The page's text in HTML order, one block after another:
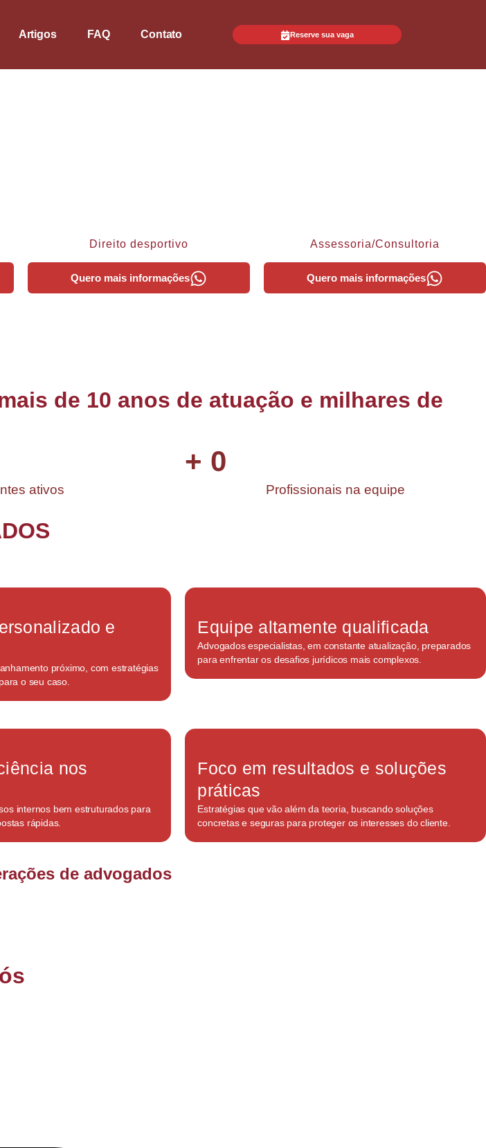
Artigos FAQ Contato Reserve sua vaga
Direito desportivo
Quero mais informações
Assessoria/Consultoria
Quero mais informações
de 10 anos de atuação e milhares de
ativos
+ 0
Profissionais na equipe
e
próximo, com estratégias
o seu caso.
Equipe altamente qualificada
Advogados especialistas, em constante atualização, preparados
para enfrentar os desafios jurídicos mais complexos.
nos
internos bem estruturados para
rápidas.
Foco em resultados e soluções
práticas
Estratégias que vão além da teoria, buscando soluções
concretas e seguras para proteger os interesses do cliente.
de advogados